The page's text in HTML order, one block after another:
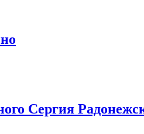
Сергия